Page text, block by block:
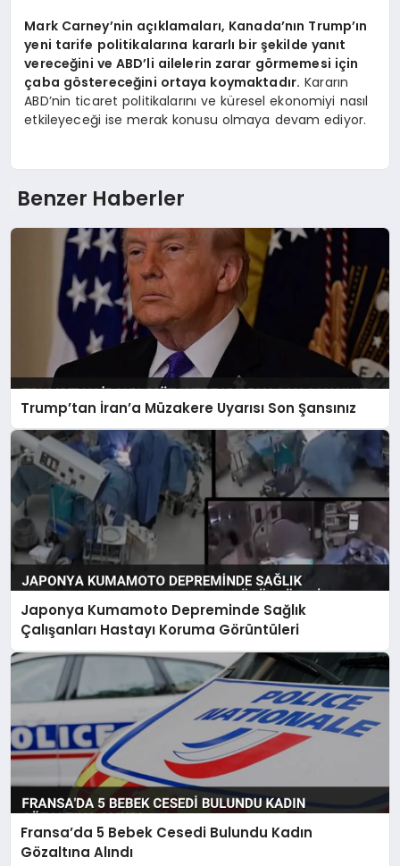
Mark Carney’nin açıklamaları, Kanada’nın Trump’ın
yeni tarife politikalarına kararlı bir şekilde yanıt
vereceğini ve ABD’li ailelerin zarar görmemesi için
çaba göstereceğini ortaya koymaktadır. Kararın
ABD’nin ticaret politikalarını ve küresel ekonomiyi nasıl
etkileyeceği ise merak konusu olmaya devam ediyor.
Benzer Haberler
Trump’tan İran’a Müzakere Uyarısı Son Şansınız
Japonya Kumamoto Depreminde Sağlık
Çalışanları Hastayı Koruma Görüntüleri
Fransa’da 5 Bebek Cesedi Bulundu Kadın
Gözaltına Alındı